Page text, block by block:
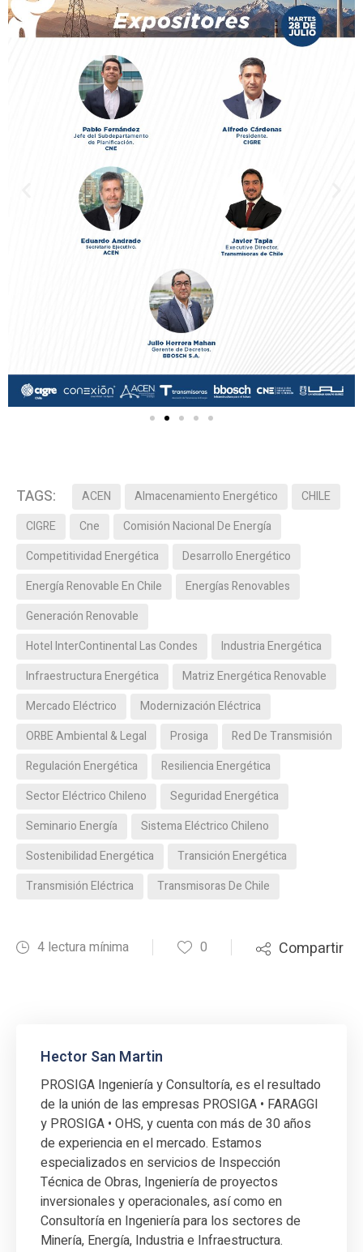
TAGS: ACEN Almacenamiento Energético
CHILE
CIGRE
Cne
Comisión Nacional De Energía
Competitividad Energética
Desarrollo Energético
Energía Renovable En Chile
Energías Renovables
Generación Renovable
Hotel InterContinental Las Condes
Industria Energética
Infraestructura Energética
Matriz Energética Renovable
Mercado Eléctrico
Modernización Eléctrica
ORBE Ambiental & Legal
Prosiga
Red De Transmisión
Regulación Energética
Resiliencia Energética
Sector Eléctrico Chileno
Seguridad Energética
Seminario Energía
Sistema Eléctrico Chileno
Sostenibilidad Energética
Transición Energética
Transmisión Eléctrica
Transmisoras De Chile
4 lectura mínima 0 Compartir
Hector San Martin
PROSIGA Ingeniería y Consultoría, es el resultado
de la unión de las empresas PROSIGA • FARAGGI
y PROSIGA • OHS, y cuenta con más de 30 años
de experiencia en el mercado. Estamos
especializados en servicios de Inspección
Técnica de Obras, Ingeniería de proyectos
inversionales y operacionales, así como en
Consultoría en Ingeniería para los sectores de
Minería, Energía, Industria e Infraestructura.